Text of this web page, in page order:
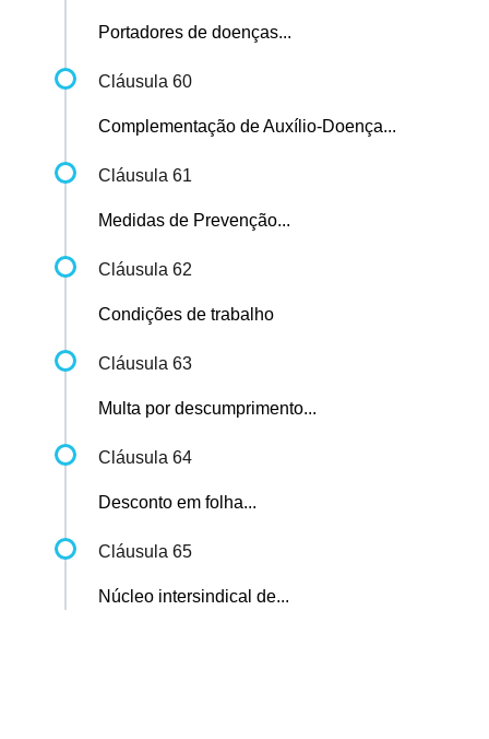
Portadores de doenças...
Cláusula 60
Complementação de Auxílio-Doença...
Cláusula 61
Medidas de Prevenção...
Cláusula 62
Condições de trabalho
Cláusula 63
Multa por descumprimento...
Cláusula 64
Desconto em folha...
Cláusula 65
Núcleo intersindical de...